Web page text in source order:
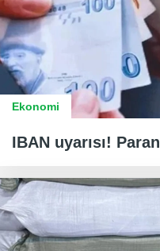
Ekonomi
IBAN uyarısı!